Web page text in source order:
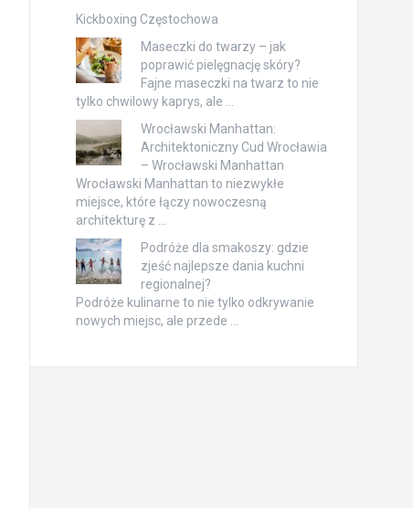
Kickboxing Częstochowa
Maseczki do twarzy – jak
poprawić pielęgnację skóry?
Fajne maseczki na twarz to nie
tylko chwilowy kaprys, ale …
Wrocławski Manhattan:
Architektoniczny Cud Wrocławia
– Wrocławski Manhattan
Wrocławski Manhattan to niezwykłe
miejsce, które łączy nowoczesną
architekturę z …
Podróże dla smakoszy: gdzie
zjeść najlepsze dania kuchni
regionalnej?
Podróże kulinarne to nie tylko odkrywanie
nowych miejsc, ale przede …